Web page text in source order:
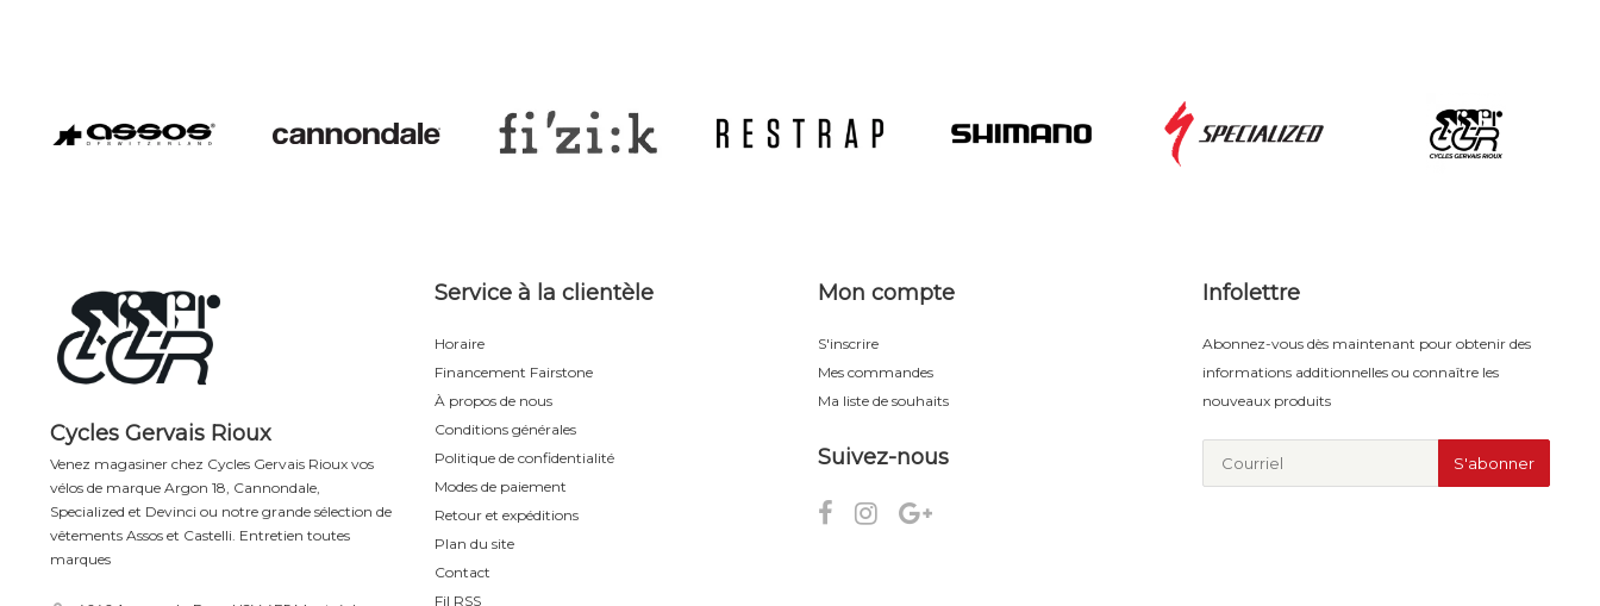
Cycles Gervais Rioux
Venez magasiner chez Cycles Gervais Rioux vos
vélos de marque Argon 18, Cannondale,
Specialized et Devinci ou notre grande sélection de
vêtements Assos et Castelli. Entretien toutes
marques
Service à la clientèle
Horaire
Financement Fairstone
À propos de nous
Conditions générales
Politique de confidentialité
Modes de paiement
Retour et expéditions
Plan du site
Contact
Fil RSS
Mon compte
S'inscrire
Mes commandes
Ma liste de souhaits
Suivez-nous
Infolettre
Abonnez-vous dès maintenant pour obtenir des
informations additionnelles ou connaître les
nouveaux produits
S'abonner